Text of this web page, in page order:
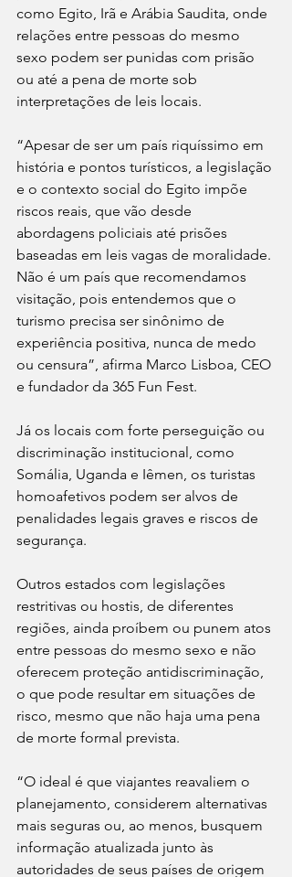
como Egito, Irã e Arábia Saudita, onde
relações entre pessoas do mesmo
sexo podem ser punidas com prisão
ou até a pena de morte sob
interpretações de leis locais.
“Apesar de ser um país riquíssimo em
história e pontos turísticos, a legislação
e o contexto social do Egito impõe
riscos reais, que vão desde
abordagens policiais até prisões
baseadas em leis vagas de moralidade.
Não é um país que recomendamos
visitação, pois entendemos que o
turismo precisa ser sinônimo de
experiência positiva, nunca de medo
ou censura”, afirma Marco Lisboa, CEO
e fundador da 365 Fun Fest.
Já os locais com forte perseguição ou
discriminação institucional, como
Somália, Uganda e Iêmen, os turistas
homoafetivos podem ser alvos de
penalidades legais graves e riscos de
segurança.
Outros estados com legislações
restritivas ou hostis, de diferentes
regiões, ainda proíbem ou punem atos
entre pessoas do mesmo sexo e não
oferecem proteção antidiscriminação,
o que pode resultar em situações de
risco, mesmo que não haja uma pena
de morte formal prevista.
“O ideal é que viajantes reavaliem o
planejamento, considerem alternativas
mais seguras ou, ao menos, busquem
informação atualizada junto às
autoridades de seus países de origem